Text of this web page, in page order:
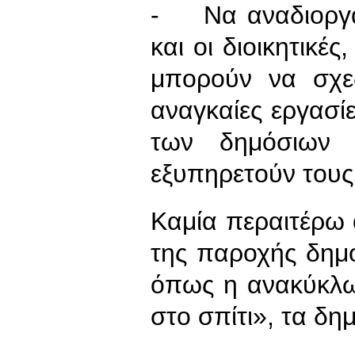
- Να
και οι
μπορούν να
αναγκαίες
των δημόσιων
εξυπηρετούν
Καμία περαιτέρω
της παροχής
όπως η
στο σπίτι», τα